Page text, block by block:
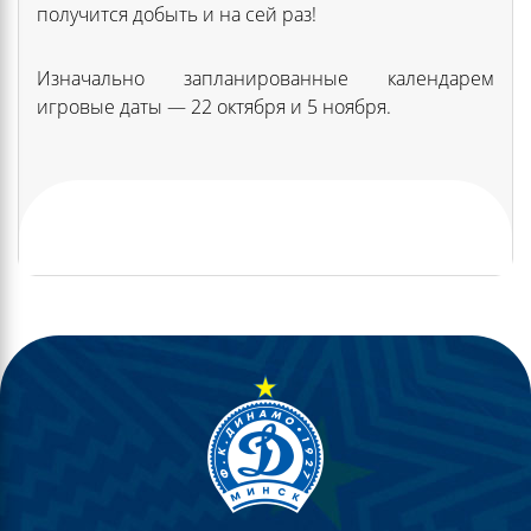
получится добыть и на сей раз!
Изначально запланированные календарем
игровые даты — 22 октября и 5 ноября.